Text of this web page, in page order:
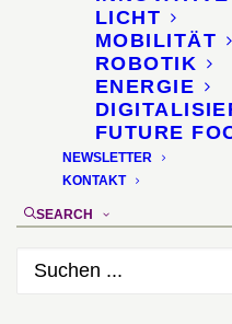
LICHT
MOBILITÄT
ROBOTIK
ENERGIE
FUTURE
NEWSLETTER
KONTAKT
SEARCH